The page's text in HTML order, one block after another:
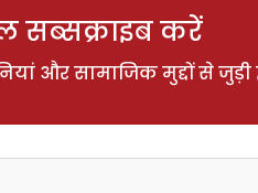
सब्सक्राइब करें
और सामाजिक मुद्दों से